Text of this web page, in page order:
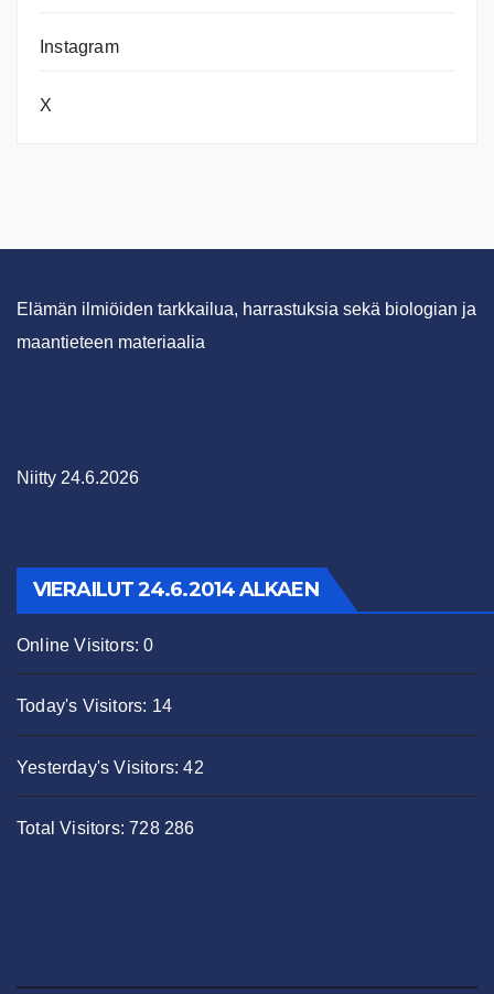
Instagram
X
Elämän ilmiöiden tarkkailua, harrastuksia sekä biologian ja
maantieteen materiaalia
Niitty 24.6.2026
VIERAILUT 24.6.2014 ALKAEN
Online Visitors:0
Today's Visitors: 14
Yesterday's Visitors:42
Total Visitors:728 286